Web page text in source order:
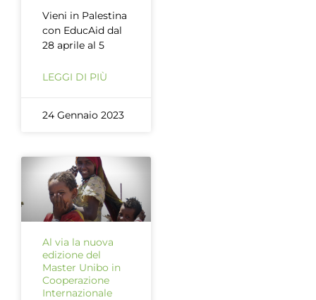
Vieni in Palestina
con EducAid dal
28 aprile al 5
LEGGI DI PIÙ
24 Gennaio 2023
Al via la nuova
edizione del
Master Unibo in
Cooperazione
Internazionale